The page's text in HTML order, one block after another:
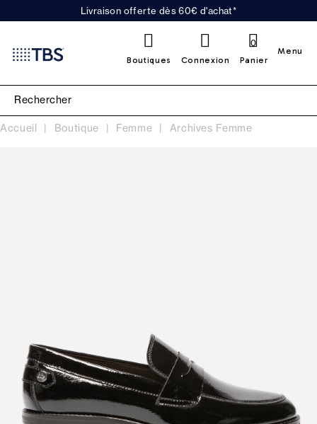
Livraison offerte dès 60€ d'achat*
Boutiques Connexion Panier
0
Menu
Accueil Boutique Femme Archives Femme